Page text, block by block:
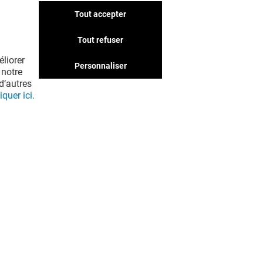
Nous avons d'autres
boutiques qui pourraient
pas à côté !
ici.
Tout accepter
Tout refuser
Personnaliser